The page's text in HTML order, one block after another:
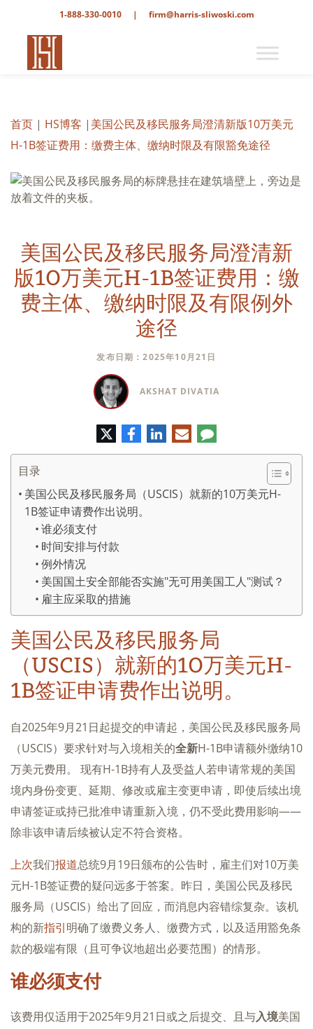
1-888-330-0010 | firm@harris-sliwoski.com
首页 | HS博客 | 美国公民及移民服务局澄清新版10万美元
H-1B签证费用：缴费主体、缴纳时限及有限豁免途径
美国公民及移民服务局澄清新
版10万美元H-1B签证费用：缴
费主体、缴纳时限及有限例外
途径
发布日期：2025年10月21日
AKSHAT DIVATIA
特
脸
书
领
英
电
子
邮
评
论
目录
美国公民及移民服务局（USCIS）就新的10万美元H-
1B签证申请费作出说明。
谁必须支付
时间安排与付款
例外情况
美国国土安全部能否实施"无可用美国工人"测试？
雇主应采取的措施
美国公民及移民服务局
（USCIS）就新的10万美元H-
1B签证申请费作出说明。
自2025年9月21日起提交的申请起，美国公民及移民服务局
（USCIS）要求针对与入境相关的全新H-1B申请额外缴纳10
万美元费用。 现有H-1B持有人及受益人若申请常规的美国
境内身份变更、延期、修改或雇主变更申请，即使后续出境
申请签证或持已批准申请重新入境，仍不受此费用影响——
除非该申请后续被认定不符合资格。
上次我们报道总统9月19日颁布的公告时，雇主们对10万美
元H-1B签证费的疑问远多于答案。昨日，美国公民及移民
服务局（USCIS）给出了回应，而消息内容错综复杂。该机
构的新指引明确了缴费义务人、缴费方式，以及适用豁免条
款的极端有限（且可争议地超出必要范围）的情形。
谁必须支付
该费用仅适用于2025年9月21日或之后提交、且与入境美国